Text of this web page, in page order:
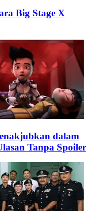
Big Stage X
dalam
Tanpa Spoiler